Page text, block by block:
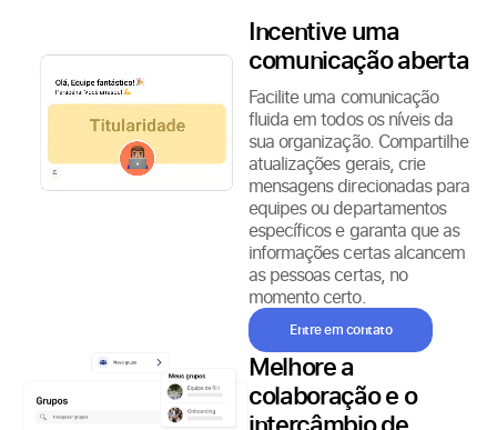
Incentive uma
comunicação aberta
Facilite uma comunicação
fluida em todos os níveis da
sua organização. Compartilhe
atualizações gerais, crie
mensagens direcionadas para
equipes ou departamentos
específicos e garanta que as
informações certas alcancem
as pessoas certas, no
momento certo.
Entre em contato
Melhore a
colaboração e o